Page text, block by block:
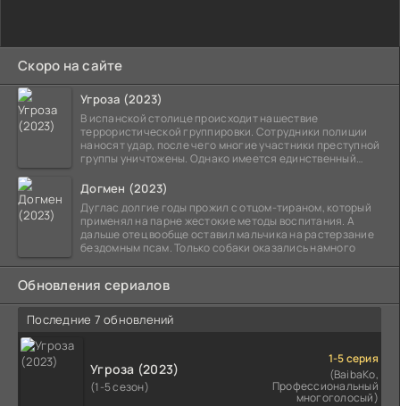
Скоро на сайте
Угроза (2023)
В испанской столице происходит нашествие
террористической группировки. Сотрудники полиции
наносят удар, после чего многие участники преступной
группы уничтожены. Однако имеется единственный
Догмен (2023)
Дуглас долгие годы прожил с отцом-тираном, который
применял на парне жестокие методы воспитания. А
дальше отец вообще оставил мальчика на растерзание
бездомным псам. Только собаки оказались намного
Обновления сериалов
Последние 7 обновлений
Угроза (2023)
(1-5 сезон)
1-5 серия
(BaibaKo,
Профессиональный
многоголосый)